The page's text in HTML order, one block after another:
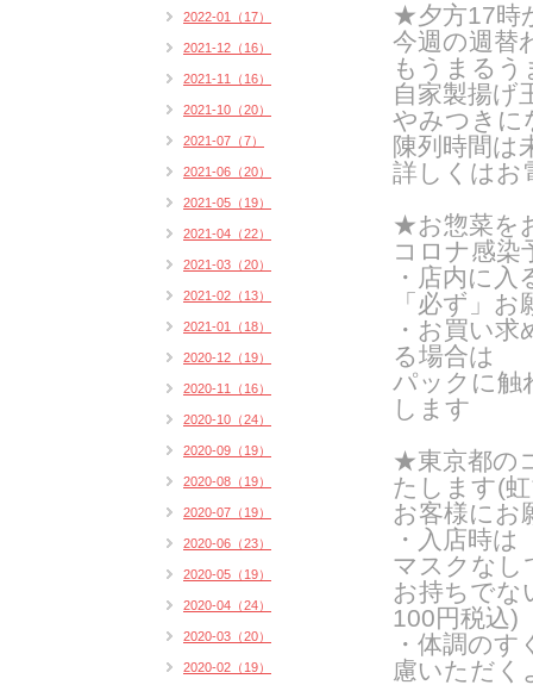
★夕方17時
今週の週替
もうまるう
自家製揚げ
やみつきに
陳列時間は
詳しくはお
★お惣菜を
コロナ感染
・店内に
「必ず」
・お買い
る場合は
パックに触
します
★東京都の
たします(
お客様にお
・入店時
マスクなし
お持ちでな
100円税込)
・体調の
慮いただく
2022-01（17）
2021-12（16）
2021-11（16）
2021-10（20）
2021-07（7）
2021-06（20）
2021-05（19）
2021-04（22）
2021-03（20）
2021-02（13）
2021-01（18）
2020-12（19）
2020-11（16）
2020-10（24）
2020-09（19）
2020-08（19）
2020-07（19）
2020-06（23）
2020-05（19）
2020-04（24）
2020-03（20）
2020-02（19）